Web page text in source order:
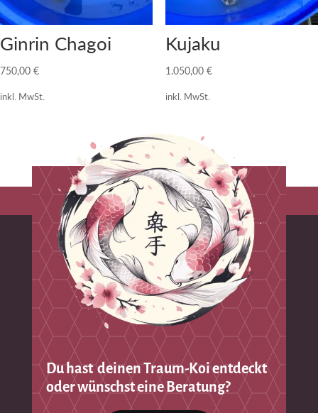
Ginrin Chagoi
750,00 €
inkl. MwSt.
Kujaku
1.050,00 €
inkl. MwSt.
Du hast deinen Traum-Koi entdeckt
oder wünschst eine Beratung?